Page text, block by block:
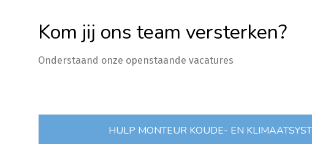
Kom jij ons team versterken?
Onderstaand onze openstaande vacatures
HULP MONTEUR KOUDE- EN